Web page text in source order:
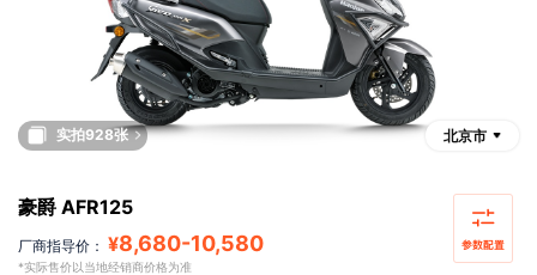
实拍928张 北京市
豪爵 AFR125
厂商指导价： ¥8,680-10,580
*实际售价以当地经销商价格为准